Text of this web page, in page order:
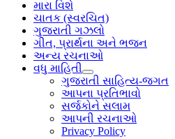
મારા વિશે
ચાતક (સ્વરચિત)
ગુજરાતી ગઝલો
ગીત, પ્રાર્થના અને ભજન
અન્ય રચનાઓ
વધુ માહિતી
open
dropdown
menu
ગુજરાતી સાહિત્ય-જગત
આપના પ્રતિભાવો
સર્જકોને સલામ
આપની રચનાઓ
Privacy Policy